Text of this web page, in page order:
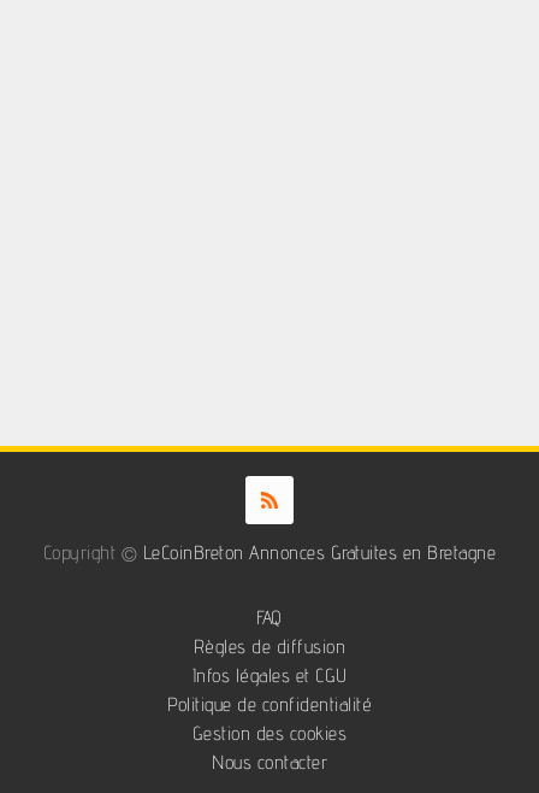
Copyright © LeCoinBreton Annonces Gratuites en Bretagne
FAQ
Règles de diffusion
Infos légales et CGU
Politique de confidentialité
Gestion des cookies
Nous contacter